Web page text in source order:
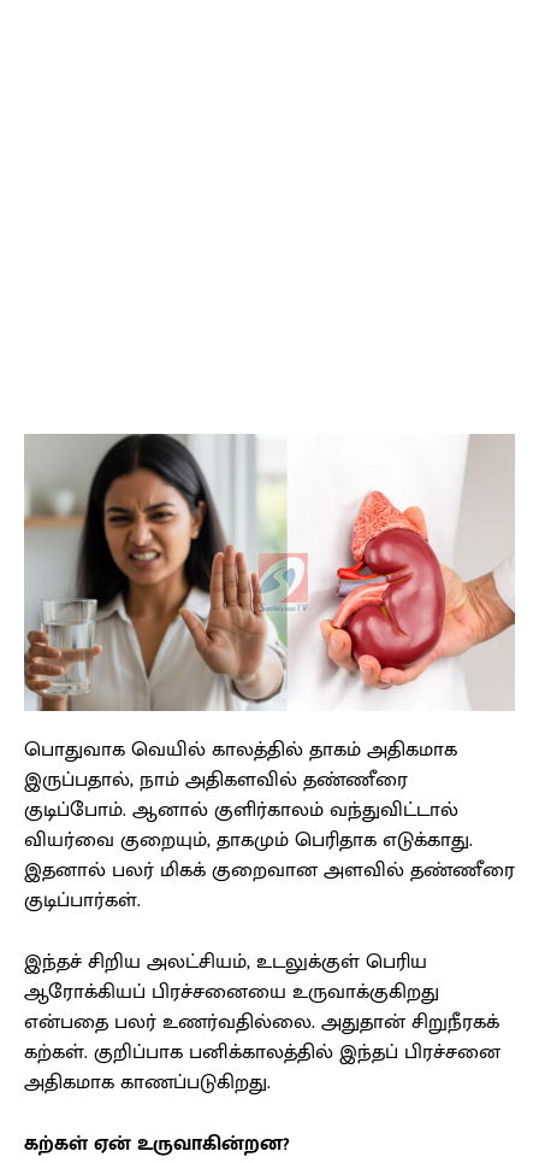
பொதுவாக வெயில் காலத்தில் தாகம் அதிகமாக
இருப்பதால், நாம் அதிகளவில் தண்ணீரை
குடிப்போம். ஆனால் குளிர்காலம் வந்துவிட்டால்
வியர்வை குறையும், தாகமும் பெரிதாக எடுக்காது.
இதனால் பலர் மிகக் குறைவான அளவில் தண்ணீரை
குடிப்பார்கள்.
இந்தச் சிறிய அலட்சியம், உடலுக்குள் பெரிய
ஆரோக்கியப் பிரச்சனையை உருவாக்குகிறது
என்பதை பலர் உணர்வதில்லை. அதுதான் சிறுநீரகக்
கற்கள். குறிப்பாக பனிக்காலத்தில் இந்தப் பிரச்சனை
அதிகமாக காணப்படுகிறது.
கற்கள் ஏன் உருவாகின்றன?